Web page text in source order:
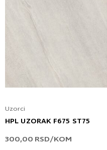
Uzorci
HPL UZORAK F675 ST75
300,00 RSD/KOM